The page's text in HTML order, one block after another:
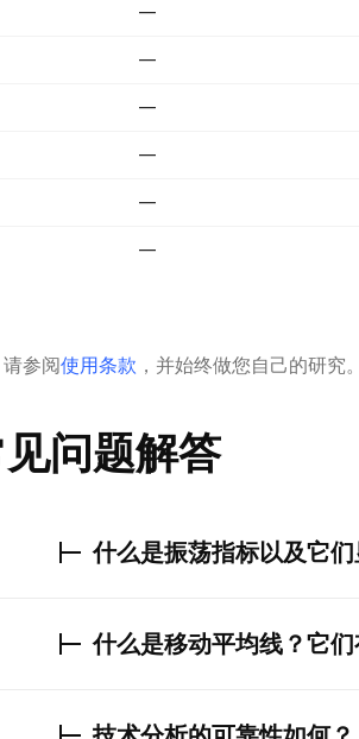
—
—
—
—
—
—
请参阅使用条款 ，并始终做您自己的研究。
问题解答
什么是振荡指标以及它们
什么是移动平均线？它们